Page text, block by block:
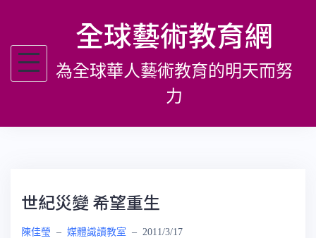
主
全球藝術教育網
為全球華人藝術教育的明天而努
力
世紀災變 希望重生
陳佳瑩 – 媒體識讀教室 – 2011/3/17